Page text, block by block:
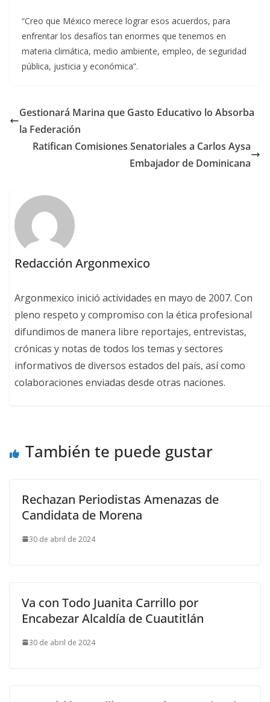
“Creo que México merece lograr esos acuerdos, para
enfrentar los desafíos tan enormes que tenemos en
materia climática, medio ambiente, empleo, de seguridad
pública, justicia y económica”.
Gestionará Marina que Gasto Educativo lo Absorba
la Federación
Ratifican Comisiones Senatoriales a Carlos Aysa
Embajador de Dominicana
Redacción Argonmexico
Argonmexico inició actividades en mayo de 2007. Con
pleno respeto y compromiso con la ética profesional
difundimos de manera libre reportajes, entrevistas,
crónicas y notas de todos los temas y sectores
informativos de diversos estados del país, así como
colaboraciones enviadas desde otras naciones.
También te puede gustar
Rechazan Periodistas Amenazas de
Candidata de Morena
30 de abril de 2024
Va con Todo Juanita Carrillo por
Encabezar Alcaldía de Cuautitlán
30 de abril de 2024